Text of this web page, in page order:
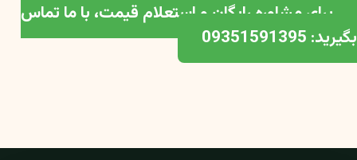
برای مشاوره رایگان و استعلام قیمت، با ما تماس
بگیرید: 09351591395